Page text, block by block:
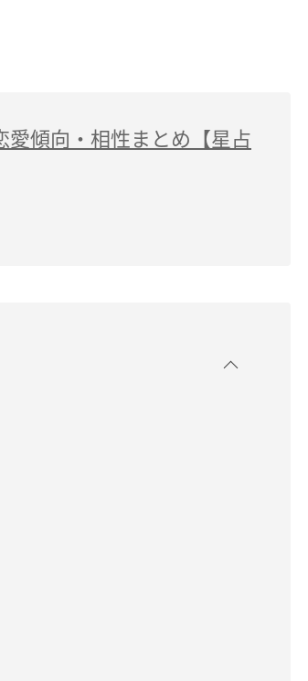
傾向・相性まとめ【星占